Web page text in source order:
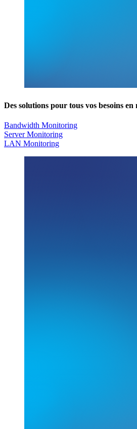
Des solutions pour tous vos besoins
Bandwidth Monitoring
Server Monitoring
LAN Monitoring